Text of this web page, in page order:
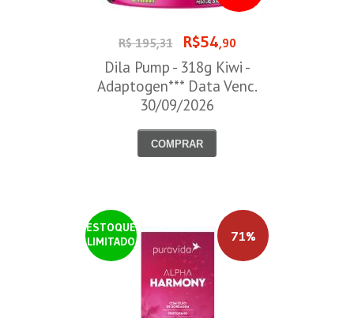
R$ 195,31 R$54,90
Dila Pump - 318g Kiwi -
Adaptogen*** Data Venc.
30/09/2026
COMPRAR
ESTOQUE
LIMITADO
71%